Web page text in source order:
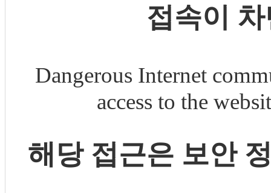
접속이
Dangerous Internet
access to the
해당 접근은 보안